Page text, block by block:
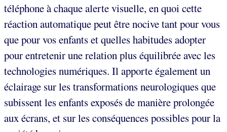
téléphone à chaque alerte visuelle, en quoi cette
réaction automatique peut être nocive tant pour vous
que pour vos enfants et quelles habitudes adopter
pour entretenir une relation plus équilibrée avec les
technologies numériques. Il apporte également un
éclairage sur les transformations neurologiques que
subissent les enfants exposés de manière prolongée
aux écrans, et sur les conséquences possibles pour la